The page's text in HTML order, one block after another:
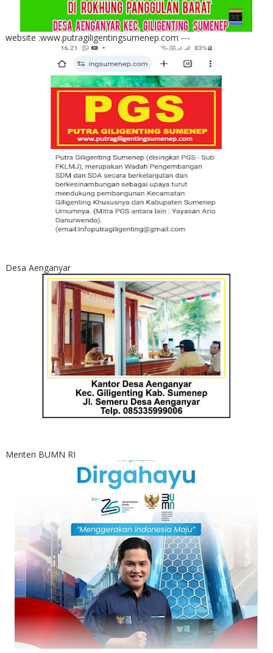
website :www.putragiligentingsumenep.com ---
Desa Aenganyar
Menteri BUMN RI